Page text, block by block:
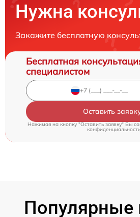
Нужна
Закажите бесплатную
Бесплатная
специалистом
Оставить
Нажимая на кнопку "Оставить заявку" Вы
конфиденциальности
Популярные